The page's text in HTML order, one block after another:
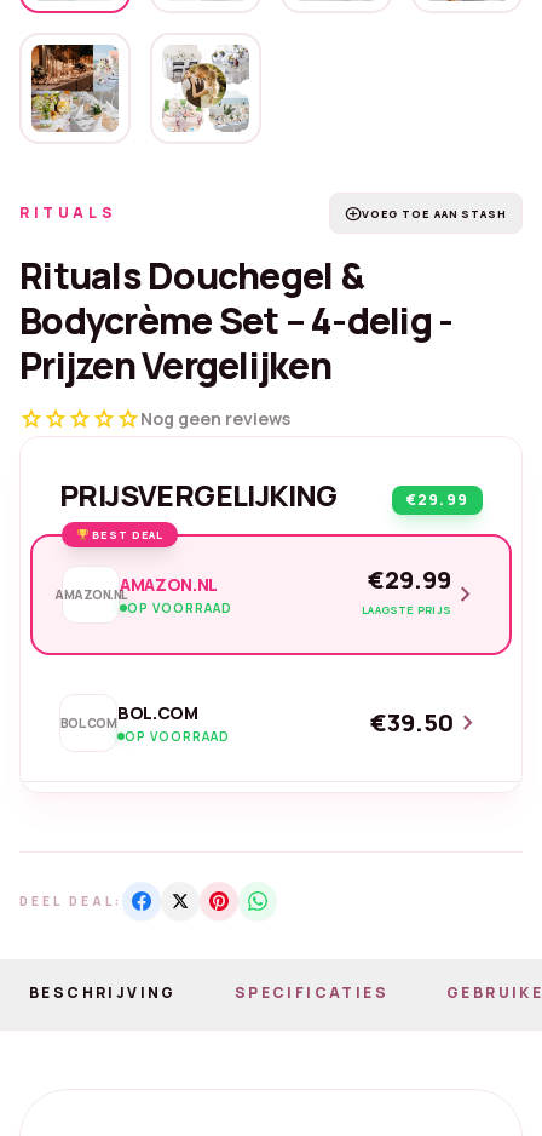
RITUALS add_circleVOEG TOE AAN STASH
Rituals Douchegel &
Bodycrème Set – 4-delig -
Prijzen Vergelijken
starstarstarstarstarNog geen reviews
PRIJSVERGELIJKING €29.99
BEST DEAL
AMAZON.NLAMAZON.NL
OP VOORRAAD
€29.99
LAAGSTE PRIJS chevron_right
BOL.COMBOL.COM
OP VOORRAAD €39.50 chevron_right
DEEL DEAL:
BESCHRIJVING SPECIFICATIES